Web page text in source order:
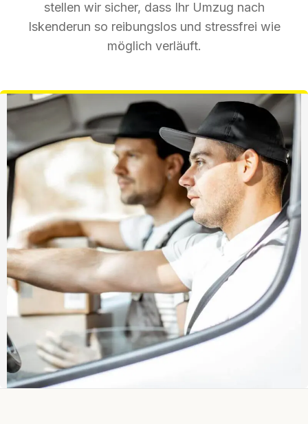
stellen wir sicher, dass Ihr Umzug nach
Iskenderun so reibungslos und stressfrei wie
möglich verläuft.